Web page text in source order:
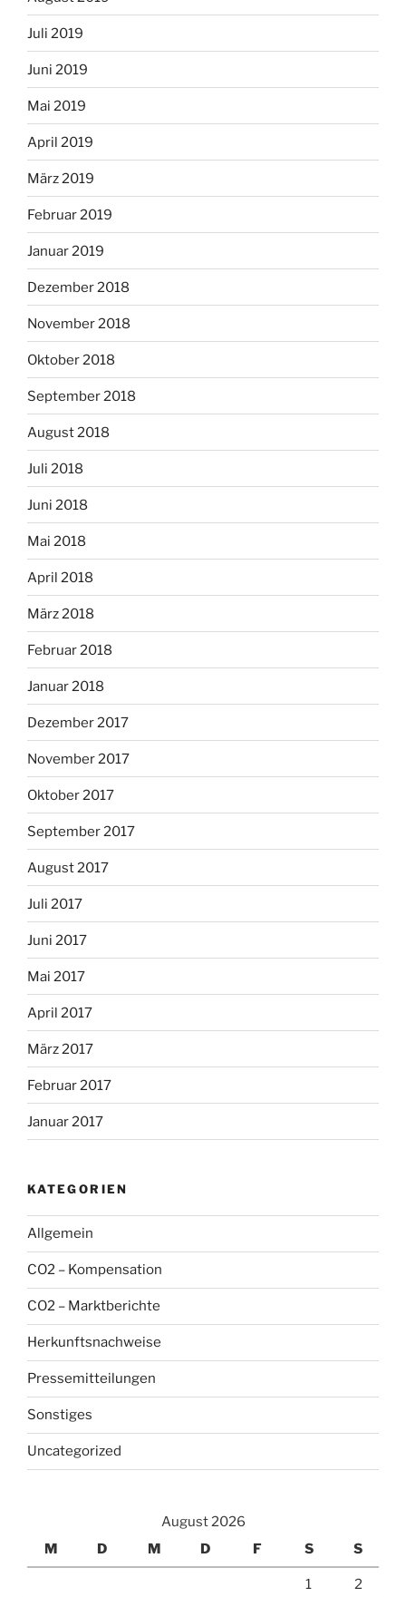
Juli 2019
Juni 2019
Mai 2019
April 2019
März 2019
Februar 2019
Januar 2019
Dezember 2018
November 2018
Oktober 2018
September 2018
August 2018
Juli 2018
Juni 2018
Mai 2018
April 2018
März 2018
Februar 2018
Januar 2018
Dezember 2017
November 2017
Oktober 2017
September 2017
August 2017
Juli 2017
Juni 2017
Mai 2017
April 2017
März 2017
Februar 2017
Januar 2017
KATEGORIEN
Allgemein
CO2 – Kompensation
CO2 – Marktberichte
Herkunftsnachweise
Pressemitteilungen
Sonstiges
Uncategorized
August 2026
M
D M D F S S
1 2